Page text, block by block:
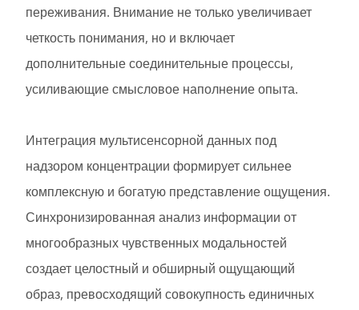
переживания. Внимание не только увеличивает
четкость понимания, но и включает
дополнительные соединительные процессы,
усиливающие смысловое наполнение опыта.
Интеграция мультисенсорной данных под
надзором концентрации формирует сильнее
комплексную и богатую представление ощущения.
Синхронизированная анализ информации от
многообразных чувственных модальностей
создает целостный и обширный ощущающий
образ, превосходящий совокупность единичных